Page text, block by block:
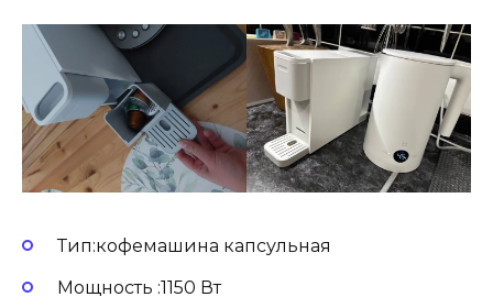
Тип:кофемашина капсульная
Мощность :1150 Вт